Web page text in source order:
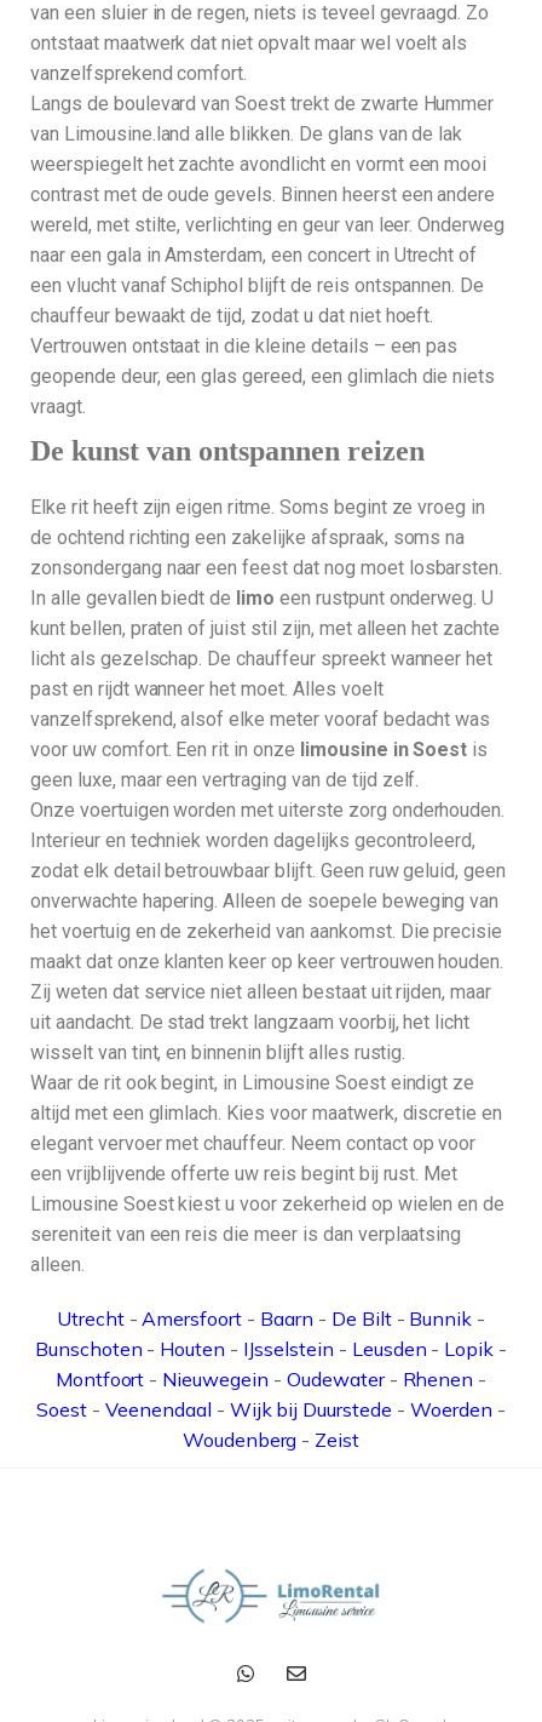
van een sluier in de regen, niets is teveel gevraagd. Zo
ontstaat maatwerk dat niet opvalt maar wel voelt als
vanzelfsprekend comfort.
Langs de boulevard van Soest trekt de zwarte Hummer
van Limousine.land alle blikken. De glans van de lak
weerspiegelt het zachte avondlicht en vormt een mooi
contrast met de oude gevels. Binnen heerst een andere
wereld, met stilte, verlichting en geur van leer. Onderweg
naar een gala in Amsterdam, een concert in Utrecht of
een vlucht vanaf Schiphol blijft de reis ontspannen. De
chauffeur bewaakt de tijd, zodat u dat niet hoeft.
Vertrouwen ontstaat in die kleine details – een pas
geopende deur, een glas gereed, een glimlach die niets
vraagt.
De kunst van ontspannen reizen
Elke rit heeft zijn eigen ritme. Soms begint ze vroeg in
de ochtend richting een zakelijke afspraak, soms na
zonsondergang naar een feest dat nog moet losbarsten.
In alle gevallen biedt de limo een rustpunt onderweg. U
kunt bellen, praten of juist stil zijn, met alleen het zachte
licht als gezelschap. De chauffeur spreekt wanneer het
past en rijdt wanneer het moet. Alles voelt
vanzelfsprekend, alsof elke meter vooraf bedacht was
voor uw comfort. Een rit in onze limousine in Soest is
geen luxe, maar een vertraging van de tijd zelf.
Onze voertuigen worden met uiterste zorg onderhouden.
Interieur en techniek worden dagelijks gecontroleerd,
zodat elk detail betrouwbaar blijft. Geen ruw geluid, geen
onverwachte hapering. Alleen de soepele beweging van
het voertuig en de zekerheid van aankomst. Die precisie
maakt dat onze klanten keer op keer vertrouwen houden.
Zij weten dat service niet alleen bestaat uit rijden, maar
uit aandacht. De stad trekt langzaam voorbij, het licht
wisselt van tint, en binnenin blijft alles rustig.
Waar de rit ook begint, in Limousine Soest eindigt ze
altijd met een glimlach. Kies voor maatwerk, discretie en
elegant vervoer met chauffeur. Neem contact op voor
een vrijblijvende offerte uw reis begint bij rust. Met
Limousine Soest kiest u voor zekerheid op wielen en de
sereniteit van een reis die meer is dan verplaatsing
alleen.
Utrecht-Amersfoort - Baarn - De Bilt- Bunnik -
Bunschoten - Houten - IJsselstein - Leusden - Lopik -
Montfoort - Nieuwegein - Oudewater- Rhenen -
Soest -Veenendaal - Wijk bij Duurstede - Woerden -
Woudenberg - Zeist